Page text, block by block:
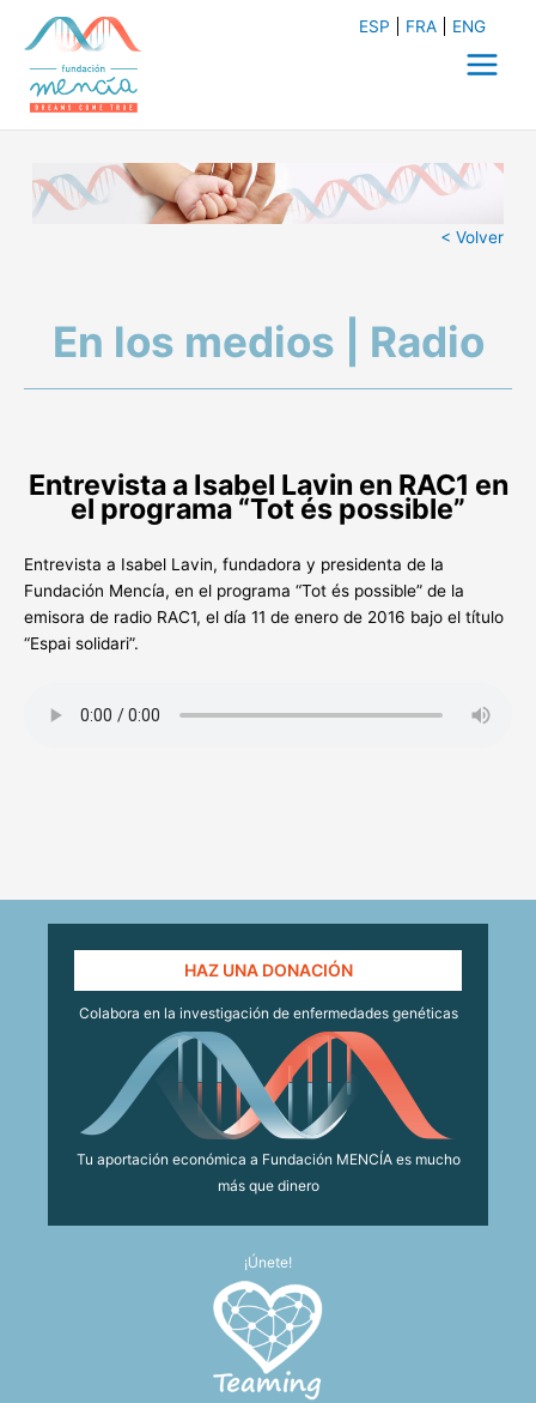
contenido
ESP FRA ENG
Main
Menu
< Volver
En los medios | Radio
Entrevista a Isabel Lavin en RAC1 en
el programa “Tot és possible”
Entrevista a Isabel Lavin, fundadora y presidenta de la
Fundación Mencía, en el programa “Tot és possible” de la
emisora de radio RAC1, el día 11 de enero de 2016 bajo el título
“Espai solidari”.
HAZ UNA DONACIÓN
Colabora en la investigación de enfermedades genéticas
Tu aportación económica a Fundación MENCÍA es mucho
más que dinero
¡Únete!